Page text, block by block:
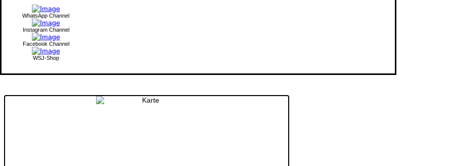
WhatsApp Channel
Instagram Channel
Facebook Channel
WSJ-Shop